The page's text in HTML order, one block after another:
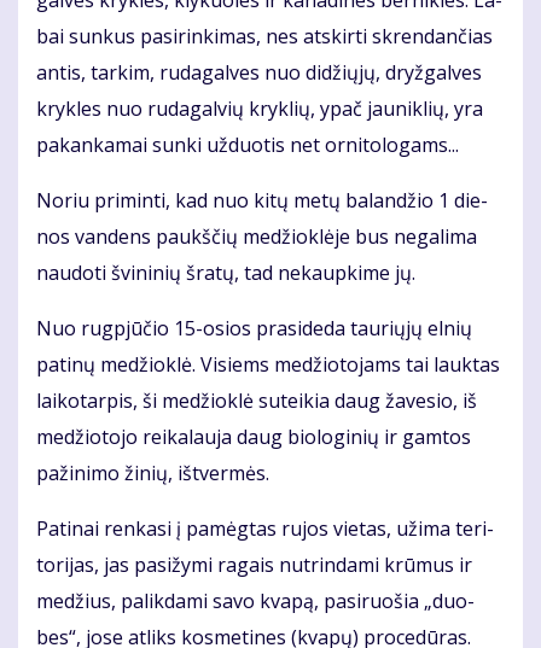
bai sun­kus pa­si­rin­ki­mas, nes at­skir­ti skren­dan­čias
an­tis, tar­kim, ru­da­gal­ves nuo di­džių­jų, dryž­gal­ves
kryk­les nuo ru­da­gal­vių kryk­lių, ypač jau­nik­lių, yra
pa­kan­ka­mai sun­ki už­duo­tis net or­ni­to­lo­gams...
No­riu pri­min­ti, kad nuo ki­tų me­tų ba­lan­džio 1 die­
nos van­dens paukš­čių me­džiok­lė­je bus ne­ga­li­ma
nau­do­ti švi­ni­nių šra­tų, tad ne­kaup­ki­me jų.
Nuo rug­pjū­čio 15-osios pra­si­de­da tau­rių­jų el­nių
pa­ti­nų me­džiok­lė. Vi­siems me­džio­to­jams tai lauk­tas
lai­ko­tar­pis, ši me­džiok­lė su­tei­kia daug ža­ve­sio, iš
me­džio­to­jo rei­ka­lau­ja daug bio­lo­gi­nių ir gam­tos
pa­ži­ni­mo ži­nių, iš­tver­mės.
Pa­ti­nai ren­ka­si į pa­mėg­tas ru­jos vie­tas, už­ima te­ri­
to­ri­jas, jas pa­si­žy­mi ra­gais nu­trin­da­mi krū­mus ir
me­džius, pa­lik­da­mi sa­vo kva­pą, pa­si­ruo­šia „duo­
bes“, jo­se at­liks kos­me­ti­nes (kva­pų) pro­ce­dū­ras.